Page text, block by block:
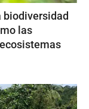
biodiversidad
las